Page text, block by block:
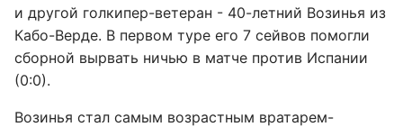
и другой голкипер-ветеран - 40-летний Возинья из
Кабо-Верде. В первом туре его 7 сейвов помогли
сборной вырвать ничью в матче против Испании
(0:0).
Возинья стал самым возрастным вратарем-